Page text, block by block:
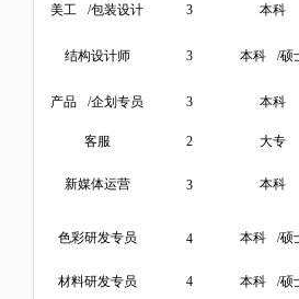
美工 /包装设计 3 本科
结构设计师 3 本科 /硕
产品 /企划专员 3 本科
客服 2 大专
新媒体运营 3 本科
色彩研发专员 4 本科 /硕
材料研发专员 4 本科 /硕